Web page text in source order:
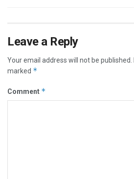
Leave a Reply
Your email address will not be published.
marked *
Comment *